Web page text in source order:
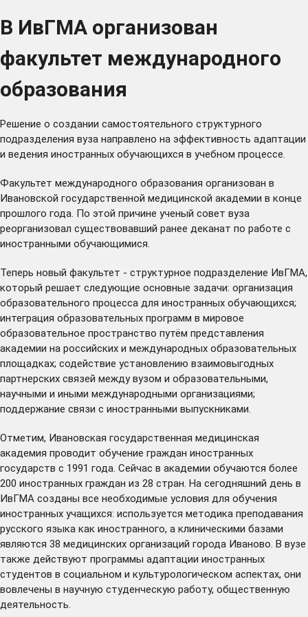
В ИвГМА организован
факультет международного
образования
Решение о создании самостоятельного структурного
подразделения вуза направлено на эффективность адаптации
и ведения иностранных обучающихся в учебном процессе.
Факультет международного образования организован в
Ивановской государственной медицинской академии в конце
прошлого года. По этой причине ученый совет вуза
реорганизовал существовавший ранее деканат по работе с
иностранными обучающимися.
Теперь новый факультет - структурное подразделение ИвГМА,
который решает следующие основные задачи: организация
образовательного процесса для иностранных обучающихся;
интеграция образовательных программ в мировое
образовательное пространство путём представления
академии на российских и международных образовательных
площадках; содействие установлению взаимовыгодных
партнерских связей между вузом и образовательными,
научными и иными международными организациями;
поддержание связи с иностранными выпускниками.
Отметим, Ивановская государственная медицинская
академия проводит обучение граждан иностранных
государств с 1991 года. Сейчас в академии обучаются более
200 иностранных граждан из 28 стран. На сегодняшний день в
ИвГМА созданы все необходимые условия для обучения
иностранных учащихся: используется методика преподавания
русского языка как иностранного, а клиническими базами
являются 38 медицинских организаций города Иваново. В вузе
также действуют программы адаптации иностранных
студентов в социальном и культурологическом аспектах, они
вовлечены в научную студенческую работу, общественную
деятельность.